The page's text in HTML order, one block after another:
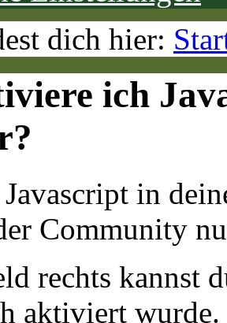
dich hier:
ich
in
Community
rechts kannst
aktiviert